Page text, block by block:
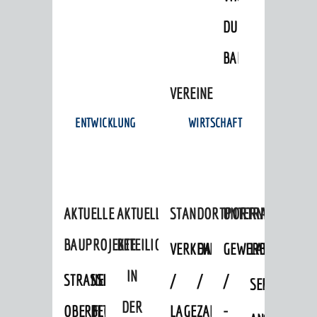
DULGER-
BAD
VEREINE
ENTWICKLUNG
AKTUELLE
BAUPROJEKTE
STRASSENBAUMASSNAHMEN OB
ERFLOCKENBACH
NEUBAU
BETRIEBSGEBÄUDE
AKTUELLE
BETEILIGUNGEN
IN
DER
WIRTSCHAFT
STANDORTPORTRAIT
VERKEHRSANBINDUNG
/
LAGE
DATEN
/
ZAHLEN
UNTERNEHMEN
GEWERBEFLÄCHEN
/
-